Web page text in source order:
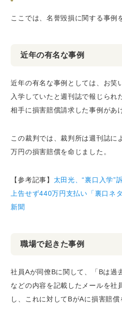
ここでは、名誉毀損に関する事例
近年の有名な事例
近年の有名な事例としては、お笑
入学していたと週刊誌で報じられ
相手に損害賠償請求した事例があ
この裁判では、裁判所は週刊誌に
万円の損害賠償を命じました。
【参考記事】 太田光、“裏口入学”
上告せず440万円支払い「裏口ネ
新聞
職場で起きた事例
社員Aが同僚Bに関して、「Bは過
などの内容を記載したメールを社
し、これに対してBがAに損害賠償